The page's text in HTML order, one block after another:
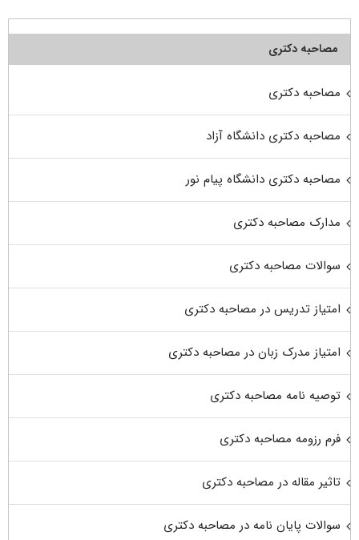
مصاحبه دکتری
مصاحبه دکتری
مصاحبه دکتری دانشگاه آزاد
مصاحبه دکتری دانشگاه پیام نور
مدارک مصاحبه دکتری
سوالات مصاحبه دکتری
امتیاز تدریس در مصاحبه دکتری
امتیاز مدرک زبان در مصاحبه دکتری
توصیه نامه مصاحبه دکتری
فرم رزومه مصاحبه دکتری
تاثیر مقاله در مصاحبه دکتری
سوالات پایان نامه در مصاحبه دکتری